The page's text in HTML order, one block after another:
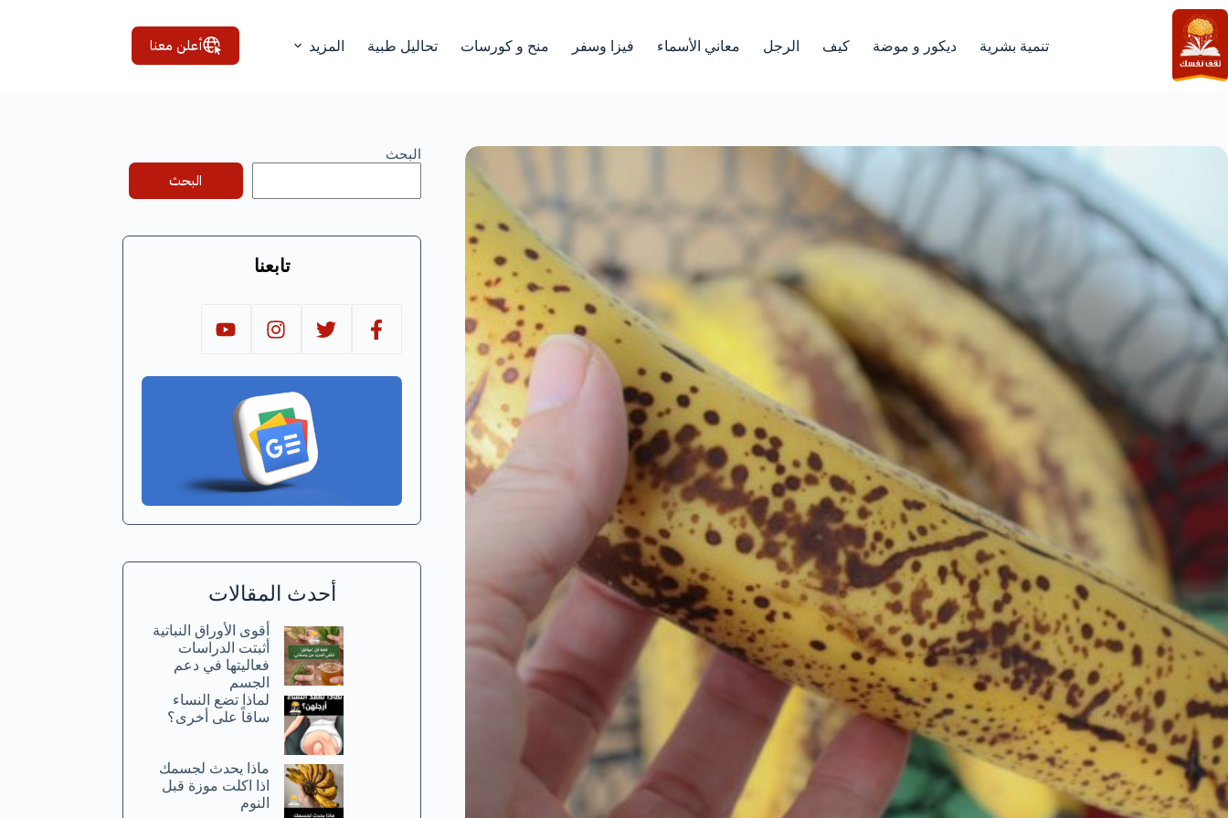
التجاوز
إلى
المحتوى
تنمية بشرية ديكور و موضة كيف الرجل معاني الأسماء فيزا وسفر منح و كورسات تحاليل طبية المزيد أعلن معنا
البحث
البحث
تابعنا
أحدث المقالات
أقوى الأوراق النباتية
أثبتت الدراسات
فعاليتها في دعم
الجسم
لماذا تضع النساء
ساقاً على أخرى؟
ماذا يحدث لجسمك
اذا اكلت موزة قبل
النوم